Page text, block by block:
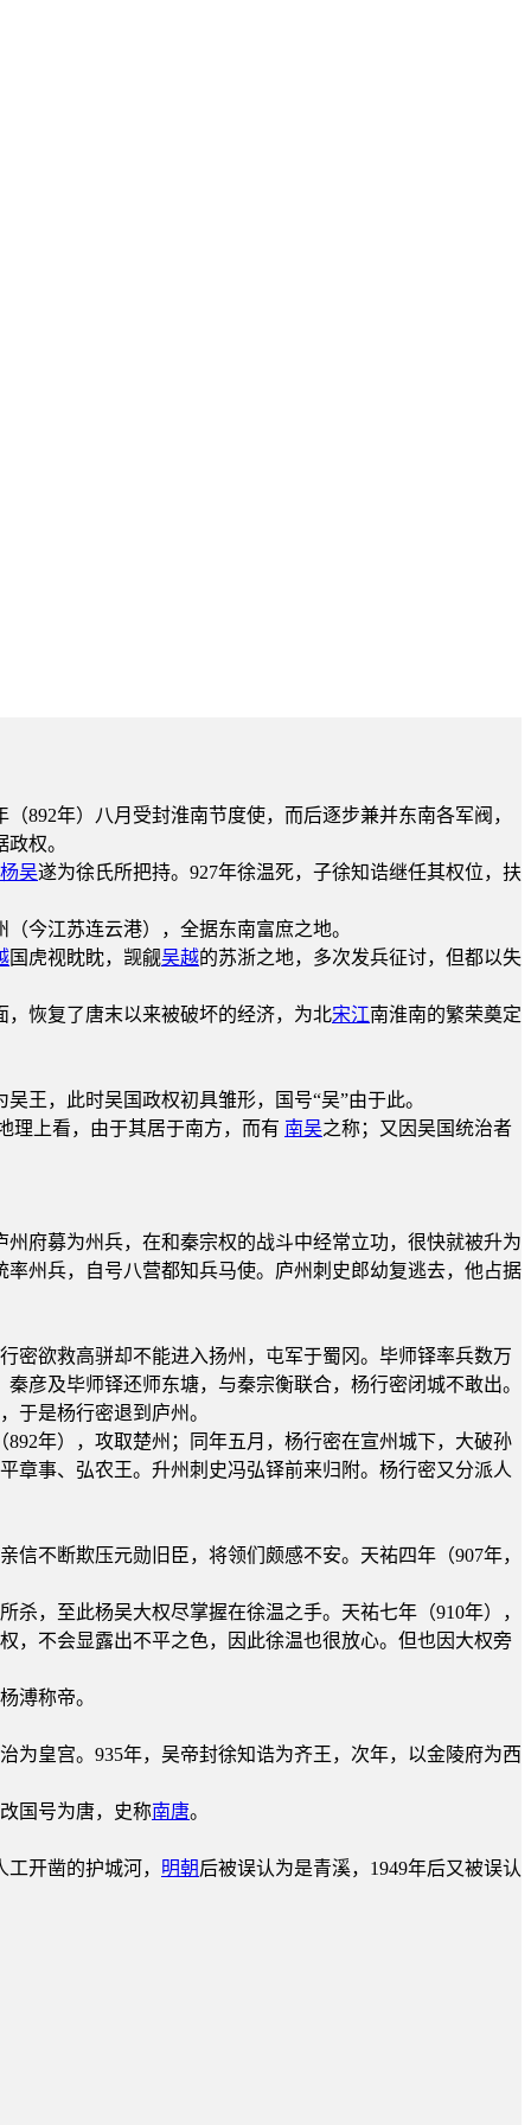
892年）八月受封淮南节度使，而后逐步兼并东南各军阀，
权。
杨吴遂为徐氏所把持。927年徐温死，子徐知诰继任其权位，扶
今江苏连云港），全据东南富庶之地。
国虎视眈眈，觊觎吴越的苏浙之地，多次发兵征讨，但都以失
恢复了唐末以来被破坏的经济，为北宋江南淮南的繁荣奠定
吴王，此时吴国政权初具雏形，国号“吴”由于此。
理上看，由于其居于南方，而有 南吴之称；又因吴国统治者
府募为州兵，在和秦宗权的战斗中经常立功，很快就被升为
州兵，自号八营都知兵马使。庐州刺史郎幼复逃去，他占据
密欲救高骈却不能进入扬州，屯军于蜀冈。毕师铎率兵数万
彦及毕师铎还师东塘，与秦宗衡联合，杨行密闭城不敢出。
于是杨行密退到庐州。
年），攻取楚州；同年五月，杨行密在宣州城下，大破孙
章事、弘农王。升州刺史冯弘铎前来归附。杨行密又分派人
不断欺压元勋旧臣，将领们颇感不安。天祐四年（907年，
，至此杨吴大权尽掌握在徐温之手。天祐七年（910年），
，不会显露出不平之色，因此徐温也很放心。但也因大权旁
溥称帝。
为皇宫。935年，吴帝封徐知诰为齐王，次年，以金陵府为西
国号为唐，史称南唐。
开凿的护城河， 明朝后被误认为是青溪，1949年后又被误认